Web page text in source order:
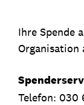
Ihre Spende
Telefon: 030